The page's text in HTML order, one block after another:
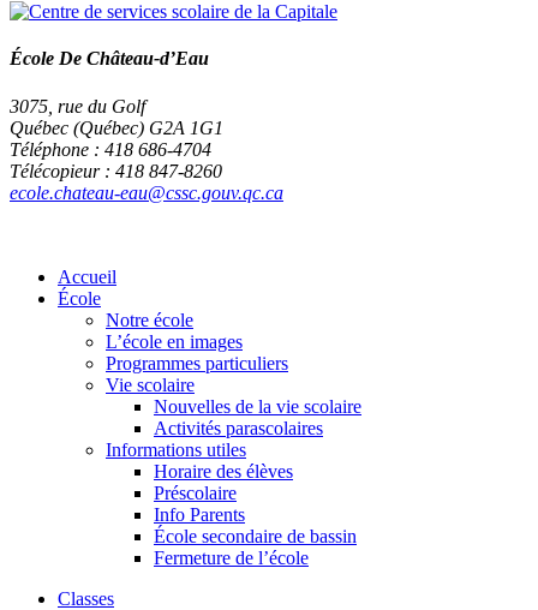
École De Château-d’Eau
3075, rue du Golf
Québec (Québec) G2A 1G1
Téléphone : 418 686-4704
Télécopieur : 418 847-8260
ecole.chateau-eau@cssc.gouv.qc.ca
Accueil
École
Notre école
L’école en images
Programmes particuliers
Vie scolaire
Nouvelles de la vie scolaire
Activités parascolaires
Informations utiles
Horaire des élèves
Préscolaire
Info Parents
École secondaire de bassin
Fermeture de l’école
Classes